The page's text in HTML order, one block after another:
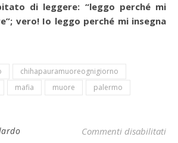
di leggere: “leggo perché mi
vero! Io leggo perché mi insegna
chihapauramuoreognigiorno
mafia muore
palermo
Commenti disabilitatisu